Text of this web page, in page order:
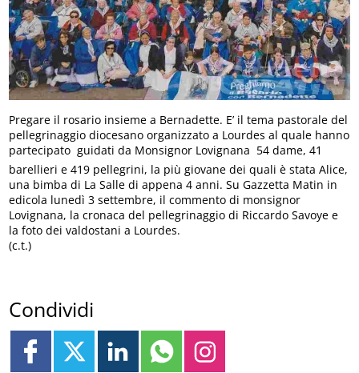
Pregare il rosario insieme a Bernadette. E’ il tema pastorale del
pellegrinaggio diocesano organizzato a Lourdes al quale hanno
partecipato  guidati da Monsignor Lovignana  54 dame, 41
barellieri e 419 pellegrini, la più giovane dei quali è stata Alice,
una bimba di La Salle di appena 4 anni. Su Gazzetta Matin in
edicola lunedì 3 settembre, il commento di monsignor
Lovignana, la cronaca del pellegrinaggio di Riccardo Savoye e
la foto dei valdostani a Lourdes.
(c.t.)
Condividi